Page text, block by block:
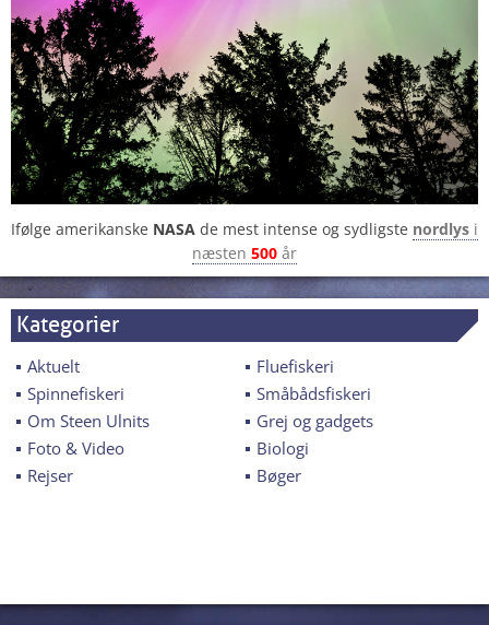
Ifølge amerikanske NASA de mest intense og sydligste nordlys i
næsten 500 år
Kategorier
Aktuelt
Fluefiskeri
Spinnefiskeri
Småbådsfiskeri
Om Steen Ulnits
Grej og gadgets
Foto & Video
Biologi
Rejser
Bøger